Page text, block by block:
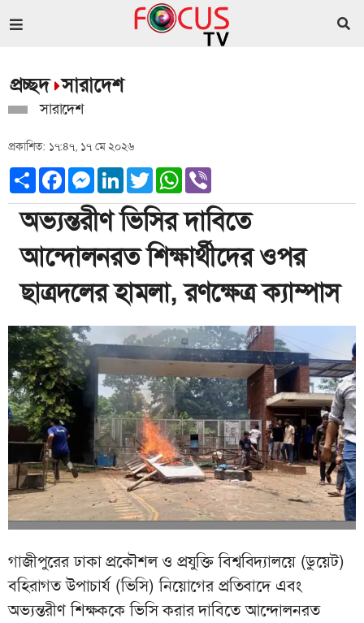
প্রচ্ছদ সারাদেশ
সারাদেশ
প্রকাশিত: ১৭:৪৭, ১৭ মে ২০২৬
ShareFacebookMessenger
LinkedInTwitterWhatsApp
অভ্যন্তরীণ ভিসির দাবিতে
আন্দোলনরত শিক্ষার্থীদের ওপর
ছাত্রদলের হামলা, রণক্ষেত্র ক্যাম্পাস
গাজীপুরের ঢাকা প্রকৌশল ও প্রযুক্তি বিশ্ববিদ্যালয়ে (ডুয়েট)
বহিরাগত উপাচার্য (ভিসি) নিয়োগের প্রতিবাদে এবং
অভ্যন্তরীণ শিক্ষককে ভিসি করার দাবিতে আন্দোলনরত